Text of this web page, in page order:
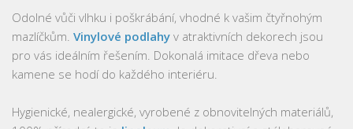
Odolné vůči vlhku i poškrábání, vhodné k vašim čtyřnohým
mazlíčkům. Vinylové podlahy v atraktivních dekorech jsou
pro vás ideálním řešením. Dokonalá imitace dřeva nebo
kamene se hodí do každého interiéru.
Hygienické, nealergické, vyrobené z obnovitelných materiálů,